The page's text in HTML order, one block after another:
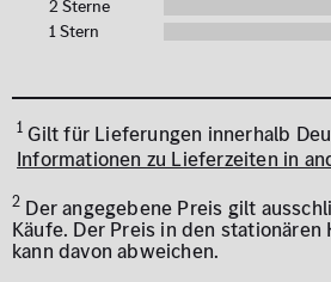
2 Sterne
1 Stern
1 Gilt für Lieferungen innerhalb
Informationen zu Lieferzeiten in
2 Der angegebene Preis gilt
Käufe. Der Preis in den stationären
kann davon abweichen.